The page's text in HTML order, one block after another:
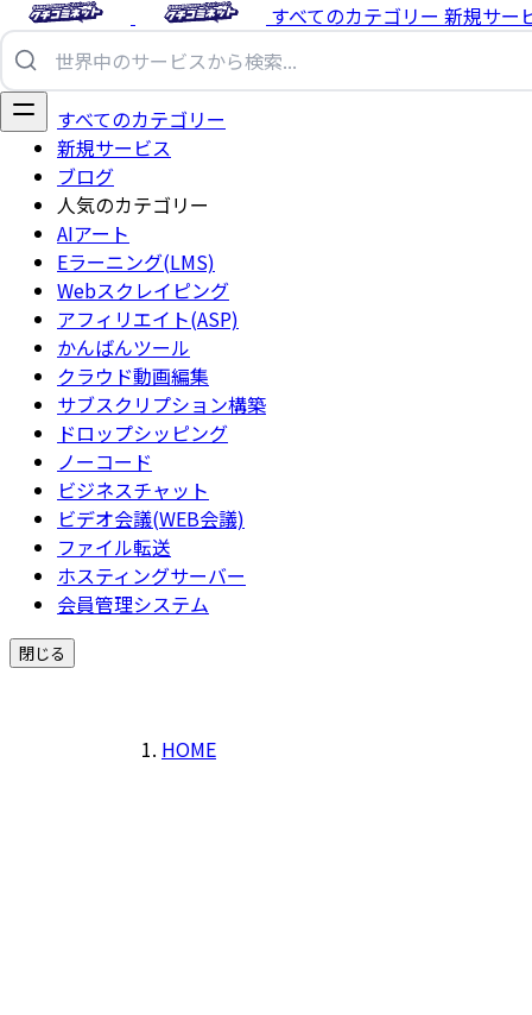
すべてのカテゴリー 新規サー
すべてのカテゴリー
新規サービス
ブログ
人気のカテゴリー
AIアート
Eラーニング(LMS)
Webスクレイピング
アフィリエイト(ASP)
かんばんツール
クラウド動画編集
サブスクリプション構築
ドロップシッピング
ノーコード
ビジネスチャット
ビデオ会議(WEB会議)
ファイル転送
ホスティングサーバー
会員管理システム
閉じる
HOME